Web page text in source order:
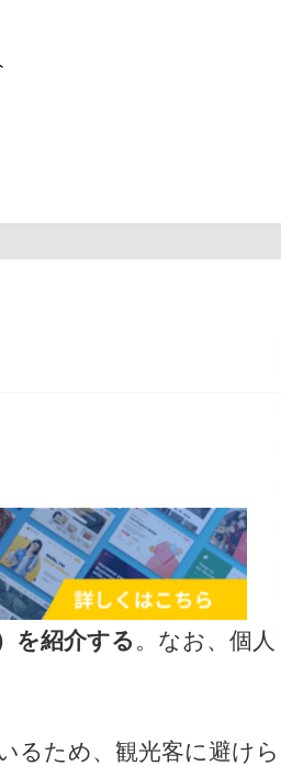
を紹介する 。なお、個人
るため、観光客に避けら